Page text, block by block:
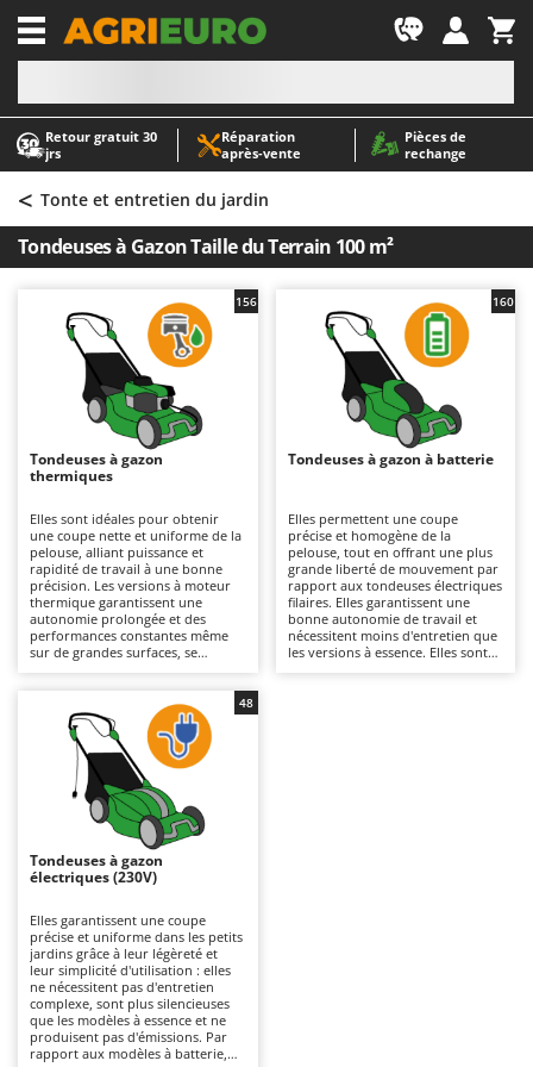
Retour gratuit 30
jrs
Réparation
après‑vente
Pièces de
rechange
-1
A
Abris de jardin
Accessoires pour tracteurs tondeuses autoportés
Aérateurs Scarificateurs pour gazon
Arracheuses de pommes de terre pour tracteur
Aspirateurs - Balais Électriques
Aspirateurs à cendres
Aspirateurs à feuilles sur roues
Aspirateurs de piscine
Aspirateurs Multifonctions
Atomiseurs agricoles pour tracteurs
Atomiseurs pour traitements
Autolaveuses
Autres produits
B
Balayeuses
Bancs de scie pour le bois - Scies à bûches
Barbecues
Bennes pour tracteur
Brosses pour sols extérieurs
Brouettes à moteur
Broyeurs à axe horizontal pour tracteur
Butteurs pour tracteur
C
Chargeurs de batterie - Démarreurs
Charrues pour tracteur
A
AgriEuro Premium
AgriEuro TOP-LINE
AGT
Airmec
AL-KO
ALA 2000
Alpina
Ama
Ambrogio Robot
Annovi Reverberi
ANTHBOT
Archman
Ardes
Argo
Ariete
Attila
Ausonia
Awelco
B
Baesso
Bahco
< Tonte et entretien du jardin
Tondeuses à Gazon Taille du Terrain 100 m²
Tondeuses à gazon
thermiques
Elles sont idéales pour obtenir
une coupe nette et uniforme de la
pelouse, alliant puissance et
rapidité de travail à une bonne
précision. Les versions à moteur
thermique garantissent une
autonomie prolongée et des
performances constantes même
sur de grandes surfaces, se
puissance supérieure et leur
capacité à affronter une herbe
plus dense. Pour les maintenir
efficaces, il est nécessaire de
contrôler régulièrement le filtre à
air, l’huile et les bougies.
156
Tondeuses à gazon à batterie
Elles permettent une coupe
précise et homogène de la
pelouse, tout en offrant une plus
grande liberté de mouvement par
rapport aux tondeuses électriques
filaires. Elles garantissent une
bonne autonomie de travail et
nécessitent moins d'entretien que
les versions à essence. Elles sont
160
Tondeuses à gazon
électriques (230V)
Elles garantissent une coupe
précise et uniforme dans les petits
jardins grâce à leur légèreté et
leur simplicité d'utilisation : elles
ne nécessitent pas d'entretien
complexe, sont plus silencieuses
que les modèles à essence et ne
produisent pas d'émissions. Par
rapport aux modèles à batterie,
48